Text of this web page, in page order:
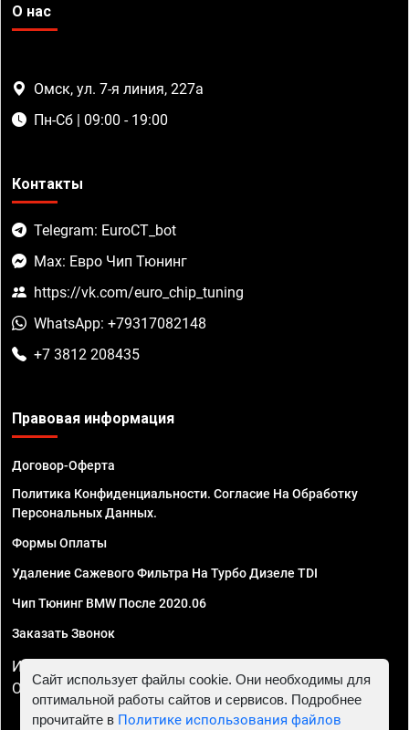
О нас
Омск, ул. 7-я линия, 227а
Пн-Сб | 09:00 - 19:00
Контакты
Telegram: EuroCT_bot
Max: Евро Чип Тюнинг
https://vk.com/euro_chip_tuning
WhatsApp: +79317082148
+7 3812 208435
Правовая информация
Договор-Оферта
Политика Конфиденциальности. Согласие На Обработку
Персональных Данных.
Формы Оплаты
Удаление Сажевого Фильтра На Турбо Дизеле TDI
Чип Тюнинг BMW После 2020.06
Заказать Звонок
ИП Смирнов Георгий Павлович. ИНН 781302555843,
ОГРНИП 324470400032610
Сайт использует файлы cookie. Они необходимы для
оптимальной работы сайтов и сервисов. Подробнее
прочитайте в Политике использования файлов